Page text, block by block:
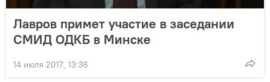
Лавров примет участие в заседании
СМИД ОДКБ в Минске
14 июля 2017, 13:36